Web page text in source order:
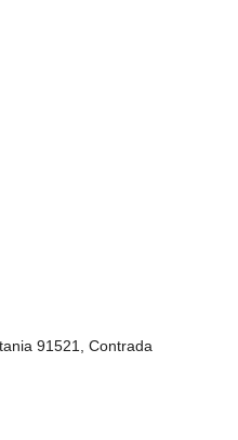
91521, Contrada